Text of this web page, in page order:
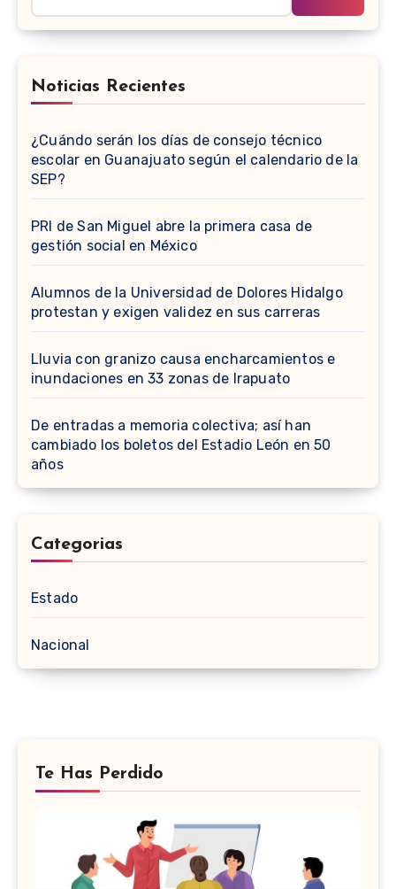
Noticias Recientes
¿Cuándo serán los días de consejo técnico
escolar en Guanajuato según el calendario de la
SEP?
PRI de San Miguel abre la primera casa de
gestión social en México
Alumnos de la Universidad de Dolores Hidalgo
protestan y exigen validez en sus carreras
Lluvia con granizo causa encharcamientos e
inundaciones en 33 zonas de Irapuato
De entradas a memoria colectiva; así han
cambiado los boletos del Estadio León en 50
años
Categorias
Estado
Nacional
Te Has Perdido